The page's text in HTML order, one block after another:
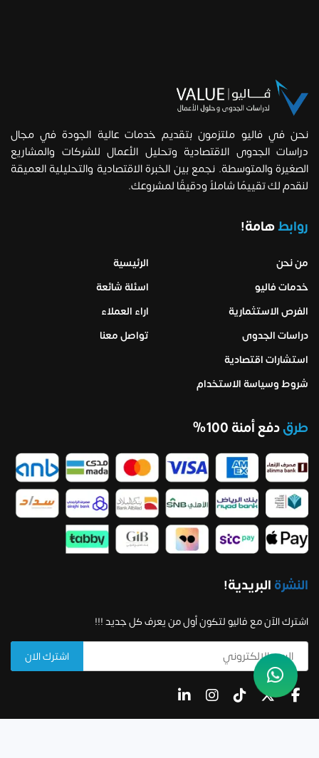
نحن في فاليو ملتزمون بتقديم خدمات عالية الجودة في مجال
دراسات الجدوى الاقتصادية وتحليل الأعمال للشركات والمشاريع
الصغيرة والمتوسطة. نجمع بين الخبرة الاقتصادية والتحليلية العميقة
لنقدم لك تقييمًا شاملاً ودقيقًا لمشروعك.
روابطهامة!
من نحن
خدمات فاليو
الفرص الاستثمارية
دراسات الجدوى
استشارات اقتصادية
شروط وسياسة الاستخدام
الرئيسية
اسئلة شائعة
اراء العملاء
تواصل معنا
طرقدفع أمنة 100%
النشرة البريدية!
اشترك الآن مع فاليو لتكون أول من يعرف كل جديد !!!